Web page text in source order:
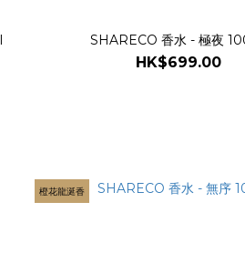
SHARECO 香水 - 極夜
HK$699.00
橙花龍涎香